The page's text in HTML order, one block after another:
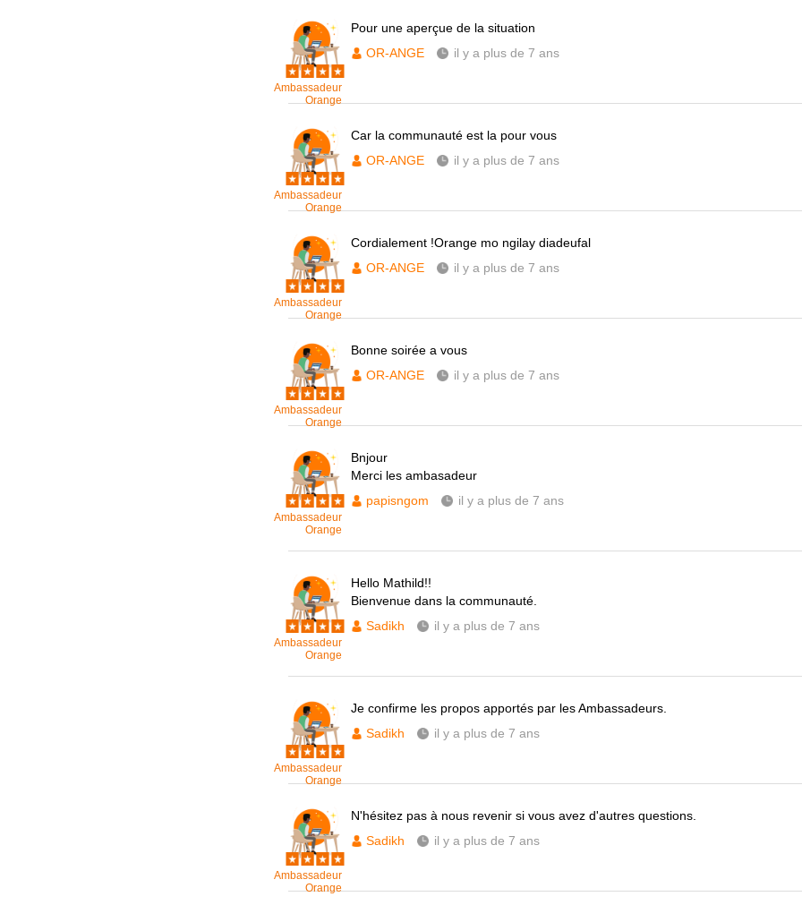
Ambassadeur
Orange
Pour une aperçue de la situation
OR-ANGE
il y a plus de 7 ans
Ambassadeur
Orange
Car la communauté est la pour vous
OR-ANGE
il y a plus de 7 ans
Ambassadeur
Orange
Cordialement !Orange mo ngilay diadeufal
OR-ANGE
il y a plus de 7 ans
Ambassadeur
Orange
Bonne soirée a vous
OR-ANGE
il y a plus de 7 ans
Ambassadeur
Orange
Bnjour
Merci les ambasadeur
papisngom
il y a plus de 7 ans
Ambassadeur
Orange
Hello Mathild!!
Bienvenue dans la communauté.
Sadikh
il y a plus de 7 ans
Ambassadeur
Orange
Je confirme les propos apportés par les Ambassadeurs.
Sadikh
il y a plus de 7 ans
Ambassadeur
Orange
N'hésitez pas à nous revenir si vous avez d'autres questions.
Sadikh
il y a plus de 7 ans